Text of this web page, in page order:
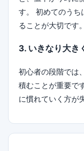
す。 初めてのうち
ることが大切です。
3. いきなり大き
初心者の段階では
積むことが重要で
に慣れていく方が